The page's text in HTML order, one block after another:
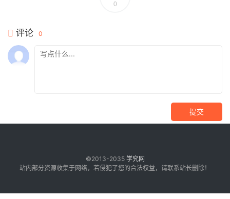
0
评论 0
提交
©2013-2035 学究网
站内部分资源收集于网络，若侵犯了您的合法权益，请联系站长删除！